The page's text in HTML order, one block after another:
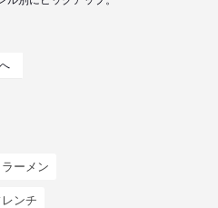
ラーメン
レンチ